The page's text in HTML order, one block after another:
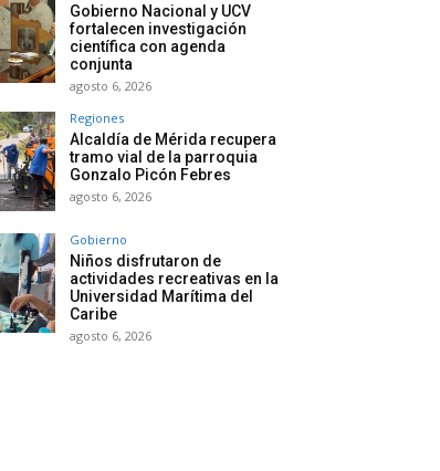
Gobierno Nacional y UCV
fortalecen investigación
científica con agenda
conjunta
agosto 6, 2026
Regiones
Alcaldía de Mérida recupera
tramo vial de la parroquia
Gonzalo Picón Febres
agosto 6, 2026
Gobierno
Niños disfrutaron de
actividades recreativas en la
Universidad Marítima del
Caribe
agosto 6, 2026